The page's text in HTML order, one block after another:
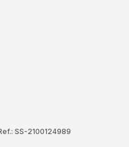
SS-2100124989